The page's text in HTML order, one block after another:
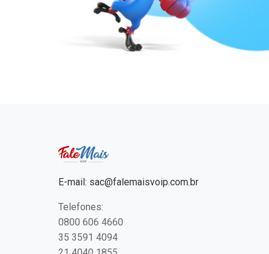
E-mail: sac@falemaisvoip.com.br
Telefones:
0800 606 4660
35 3591 4094